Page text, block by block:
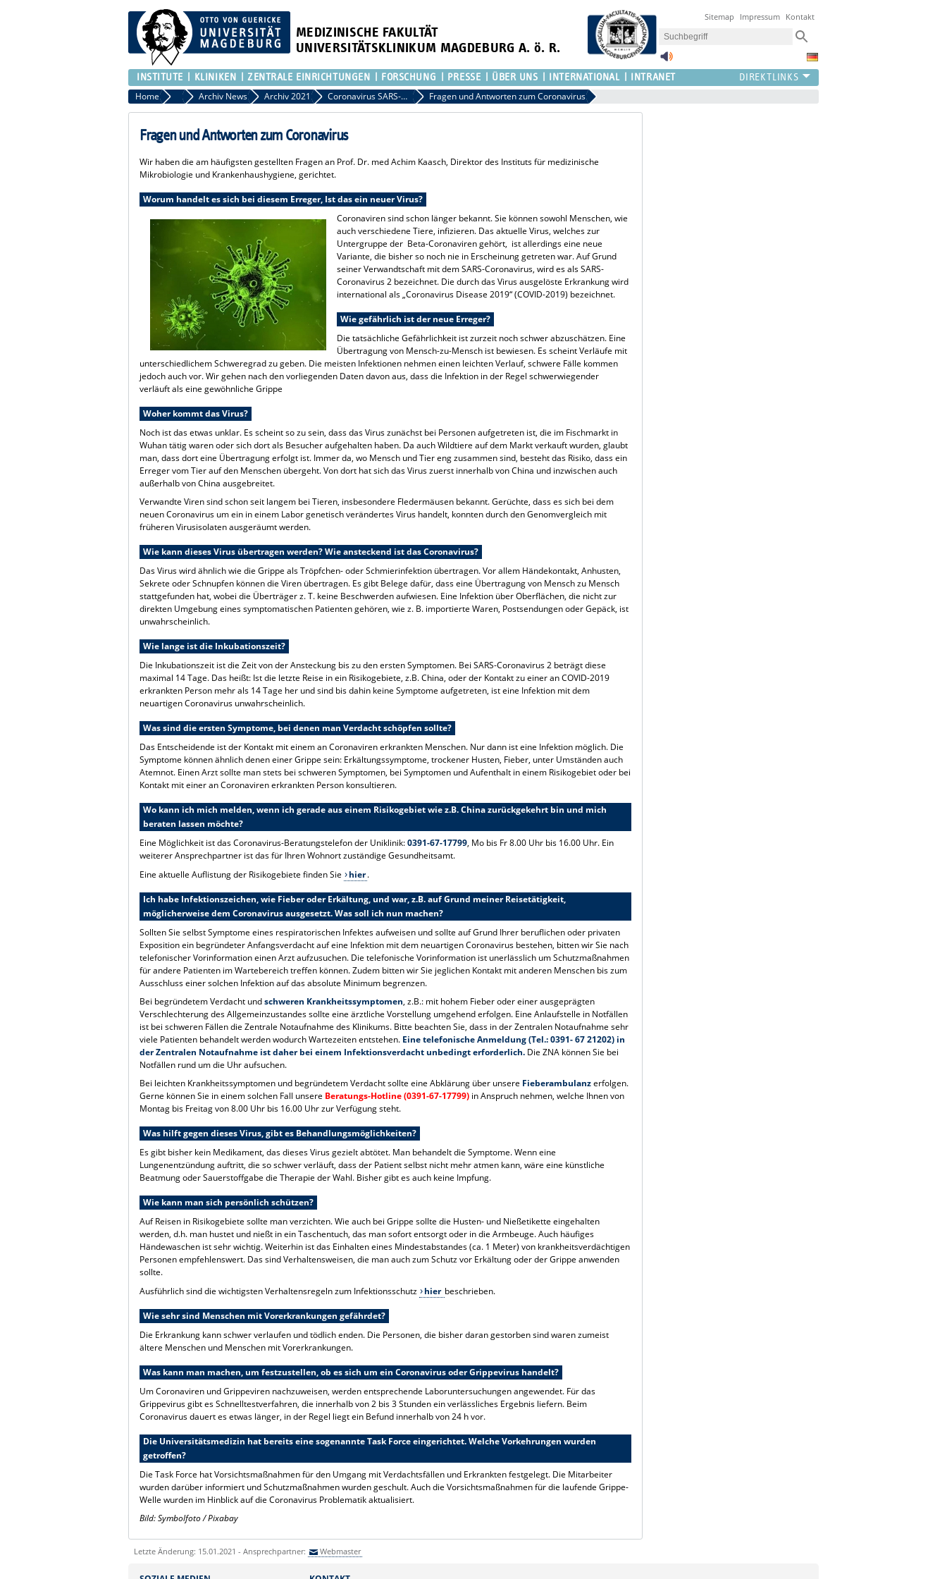
MEDIZINISCHE FAKULTÄT
UNIVERSITÄTSKLINIKUM MAGDEBURG A. ö. R.
Sitemap Impressum Kontakt
INSTITUTE KLINIKEN ZENTRALE EINRICHTUNGEN FORSCHUNG PRESSE ÜBER UNS INTERNATIONAL INTRANET
Home News Archiv News Archiv 2021 Coronavirus SARS-CoV-2 – Was Sie jetzt wissen müssen Fragen und Antworten zum Coronavirus
Fragen und Antworten zum Coronavirus
Wir haben die am häufigsten gestellten Fragen an Prof. Dr. med Achim Kaasch, Direktor des Instituts für medizinische
Mikrobiologie und Krankenhaushygiene, gerichtet.
Worum handelt es sich bei diesem Erreger, Ist das ein neuer Virus?
Coronaviren sind schon länger bekannt. Sie können sowohl Menschen, wie
auch verschiedene Tiere, infizieren. Das aktuelle Virus, welches zur
Untergruppe der Beta-Coronaviren gehört, ist allerdings eine neue
Variante, die bisher so noch nie in Erscheinung getreten war. Auf Grund
seiner Verwandtschaft mit dem SARS-Coronavirus, wird es als SARS-
Coronavirus 2 bezeichnet. Die durch das Virus ausgelöste Erkrankung wird
international als „Coronavirus Disease 2019“ (COVID-2019) bezeichnet.
Wie gefährlich ist der neue Erreger?
Die tatsächliche Gefährlichkeit ist zurzeit noch schwer abzuschätzen. Eine
Übertragung von Mensch-zu-Mensch ist bewiesen. Es scheint Verläufe mit
unterschiedlichem Schweregrad zu geben. Die meisten Infektionen nehmen einen leichten Verlauf, schwere Fälle kommen
jedoch auch vor. Wir gehen nach den vorliegenden Daten davon aus, dass die Infektion in der Regel schwerwiegender
verläuft als eine gewöhnliche Grippe
Woher kommt das Virus?
Noch ist das etwas unklar. Es scheint so zu sein, dass das Virus zunächst bei Personen aufgetreten ist, die im Fischmarkt in
Wuhan tätig waren oder sich dort als Besucher aufgehalten haben. Da auch Wildtiere auf dem Markt verkauft wurden, glaubt
man, dass dort eine Übertragung erfolgt ist. Immer da, wo Mensch und Tier eng zusammen sind, besteht das Risiko, dass ein
Erreger vom Tier auf den Menschen übergeht. Von dort hat sich das Virus zuerst innerhalb von China und inzwischen auch
außerhalb von China ausgebreitet.
Verwandte Viren sind schon seit langem bei Tieren, insbesondere Fledermäusen bekannt. Gerüchte, dass es sich bei dem
neuen Coronavirus um ein in einem Labor genetisch verändertes Virus handelt, konnten durch den Genomvergleich mit
früheren Virusisolaten ausgeräumt werden.
Wie kann dieses Virus übertragen werden? Wie ansteckend ist das Coronavirus?
Das Virus wird ähnlich wie die Grippe als Tröpfchen- oder Schmierinfektion übertragen. Vor allem Händekontakt, Anhusten,
Sekrete oder Schnupfen können die Viren übertragen. Es gibt Belege dafür, dass eine Übertragung von Mensch zu Mensch
stattgefunden hat, wobei die Überträger z. T. keine Beschwerden aufwiesen. Eine Infektion über Oberflächen, die nicht zur
direkten Umgebung eines symptomatischen Patienten gehören, wie z. B. importierte Waren, Postsendungen oder Gepäck, ist
unwahrscheinlich.
Wie lange ist die Inkubationszeit?
Die Inkubationszeit ist die Zeit von der Ansteckung bis zu den ersten Symptomen. Bei SARS-Coronavirus 2 beträgt diese
maximal 14 Tage. Das heißt: Ist die letzte Reise in ein Risikogebiete, z.B. China, oder der Kontakt zu einer an COVID-2019
erkrankten Person mehr als 14 Tage her und sind bis dahin keine Symptome aufgetreten, ist eine Infektion mit dem
neuartigen Coronavirus unwahrscheinlich.
Was sind die ersten Symptome, bei denen man Verdacht schöpfen sollte?
Das Entscheidende ist der Kontakt mit einem an Coronaviren erkrankten Menschen. Nur dann ist eine Infektion möglich. Die
Symptome können ähnlich denen einer Grippe sein: Erkältungssymptome, trockener Husten, Fieber, unter Umständen auch
Atemnot. Einen Arzt sollte man stets bei schweren Symptomen, bei Symptomen und Aufenthalt in einem Risikogebiet oder bei
Kontakt mit einer an Coronaviren erkrankten Person konsultieren.
Wo kann ich mich melden, wenn ich gerade aus einem Risikogebiet wie z.B. China zurückgekehrt bin und mich
beraten lassen möchte?
Eine Möglichkeit ist das Coronavirus-Beratungstelefon der Uniklinik:0391-67-17799, Mo bis Fr 8.00 Uhr bis 16.00 Uhr. Ein
weiterer Ansprechpartner ist das für Ihren Wohnort zuständige Gesundheitsamt.
Eine aktuelle Auflistung der Risikogebiete finden Sie
hier.
Ich habe Infektionszeichen, wie Fieber oder Erkältung, und war, z.B. auf Grund meiner Reisetätigkeit,
möglicherweise dem Coronavirus ausgesetzt. Was soll ich nun machen?
Sollten Sie selbst Symptome eines respiratorischen Infektes aufweisen und sollte auf Grund Ihrer beruflichen oder privaten
Exposition ein begründeter Anfangsverdacht auf eine Infektion mit dem neuartigen Coronavirus bestehen, bitten wir Sie nach
telefonischer Vorinformation einen Arzt aufzusuchen. Die telefonische Vorinformation ist unerlässlich um Schutzmaßnahmen
für andere Patienten im Wartebereich treffen können. Zudem bitten wir Sie jeglichen Kontakt mit anderen Menschen bis zum
Ausschluss einer solchen Infektion auf das absolute Minimum begrenzen.
Bei begründetem Verdacht undschweren Krankheitssymptomen, z.B.: mit hohem Fieber oder einer ausgeprägten
Verschlechterung des Allgemeinzustandes sollte eine ärztliche Vorstellung umgehend erfolgen. Eine Anlaufstelle in Notfällen
ist bei schweren Fällen die Zentrale Notaufnahme des Klinikums. Bitte beachten Sie, dass in der Zentralen Notaufnahme sehr
viele Patienten behandelt werden wodurch Wartezeiten entstehen. Eine telefonische Anmeldung (Tel.: 0391- 67 21202) in
der Zentralen Notaufnahme ist daher bei einem Infektionsverdacht unbedingt erforderlich. Die ZNA können Sie bei
Notfällen rund um die Uhr aufsuchen.
Bei leichten Krankheitssymptomen und begründetem Verdacht sollte eine Abklärung über unsere Fieberambulanzerfolgen.
Gerne können Sie in einem solchen Fall unsere Beratungs-Hotline (0391-67-17799) in Anspruch nehmen, welche Ihnen von
Montag bis Freitag von 8.00 Uhr bis 16.00 Uhr zur Verfügung steht.
Was hilft gegen dieses Virus, gibt es Behandlungsmöglichkeiten?
Es gibt bisher kein Medikament, das dieses Virus gezielt abtötet. Man behandelt die Symptome. Wenn eine
Lungenentzündung auftritt, die so schwer verläuft, dass der Patient selbst nicht mehr atmen kann, wäre eine künstliche
Beatmung oder Sauerstoffgabe die Therapie der Wahl. Bisher gibt es auch keine Impfung.
Wie kann man sich persönlich schützen?
Auf Reisen in Risikogebiete sollte man verzichten. Wie auch bei Grippe sollte die Husten- und Nießetikette eingehalten
werden, d.h. man hustet und nießt in ein Taschentuch, das man sofort entsorgt oder in die Armbeuge. Auch häufiges
Händewaschen ist sehr wichtig. Weiterhin ist das Einhalten eines Mindestabstandes (ca. 1 Meter) von krankheitsverdächtigen
Personen empfehlenswert. Das sind Verhaltensweisen, die man auch zum Schutz vor Erkältung oder der Grippe anwenden
sollte.
Ausführlich sind die wichtigsten Verhaltensregeln zum Infektionsschutz
hier beschrieben.
Wie sehr sind Menschen mit Vorerkrankungen gefährdet?
Die Erkrankung kann schwer verlaufen und tödlich enden. Die Personen, die bisher daran gestorben sind waren zumeist
ältere Menschen und Menschen mit Vorerkrankungen.
Was kann man machen, um festzustellen, ob es sich um ein Coronavirus oder Grippevirus handelt?
Um Coronaviren und Grippeviren nachzuweisen, werden entsprechende Laboruntersuchungen angewendet. Für das
Grippevirus gibt es Schnelltestverfahren, die innerhalb von 2 bis 3 Stunden ein verlässliches Ergebnis liefern. Beim
Coronavirus dauert es etwas länger, in der Regel liegt ein Befund innerhalb von 24 h vor.
Die Universitätsmedizin hat bereits eine sogenannte Task Force eingerichtet. Welche Vorkehrungen wurden
getroffen?
Die Task Force hat Vorsichtsmaßnahmen für den Umgang mit Verdachtsfällen und Erkrankten festgelegt. Die Mitarbeiter
wurden darüber informiert und Schutzmaßnahmen wurden geschult. Auch die Vorsichtsmaßnahmen für die laufende Grippe-
Welle wurden im Hinblick auf die Coronavirus Problematik aktualisiert.
Bild: Symbolfoto / Pixabay
Letzte Änderung: 15.01.2021 - Ansprechpartner: Webmaster